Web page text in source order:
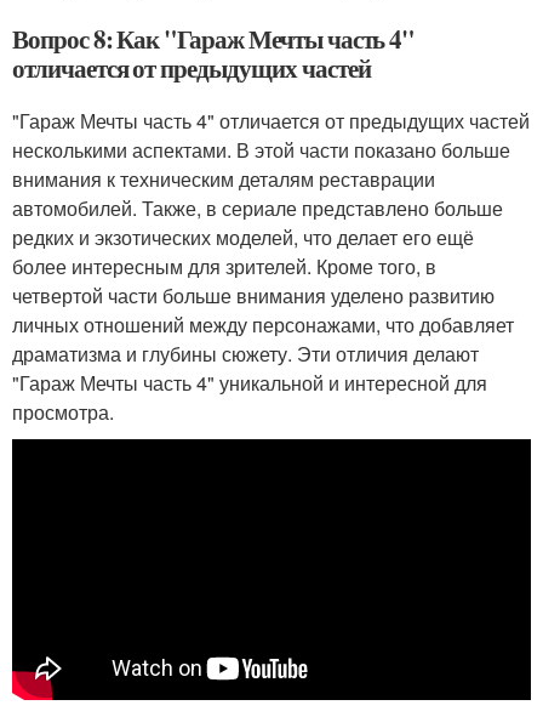
Вопрос 8: Как "Гараж Мечты часть 4"
отличается от предыдущих частей
"Гараж Мечты часть 4" отличается от предыдущих частей
несколькими аспектами. В этой части показано больше
внимания к техническим деталям реставрации
автомобилей. Также, в сериале представлено больше
редких и экзотических моделей, что делает его ещё
более интересным для зрителей. Кроме того, в
четвертой части больше внимания уделено развитию
личных отношений между персонажами, что добавляет
драматизма и глубины сюжету. Эти отличия делают
"Гараж Мечты часть 4" уникальной и интересной для
просмотра.